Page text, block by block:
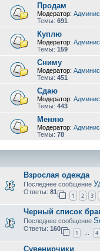
Продам
Модератор:
Темы: 691
Куплю
Модератор:
Темы: 159
Сниму
Модератор:
Темы: 451
Сдаю
Модератор:
Темы: 443
Меняю
Модератор:
Темы: 78
Взрослая одежда
Последнее сообщение
Ответы: 81
1 2 3
Черный список
Последнее сообщение
Ответы: 160
1 … 4
Сувенирчики